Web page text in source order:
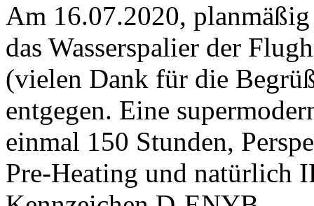
Am 16.07.2020,
das Wasserspalier der
(vielen Dank für die
entgegen. Eine
einmal 150 Stunden,
Pre-Heating und natürlich